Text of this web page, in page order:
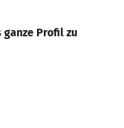
ganze Profil zu